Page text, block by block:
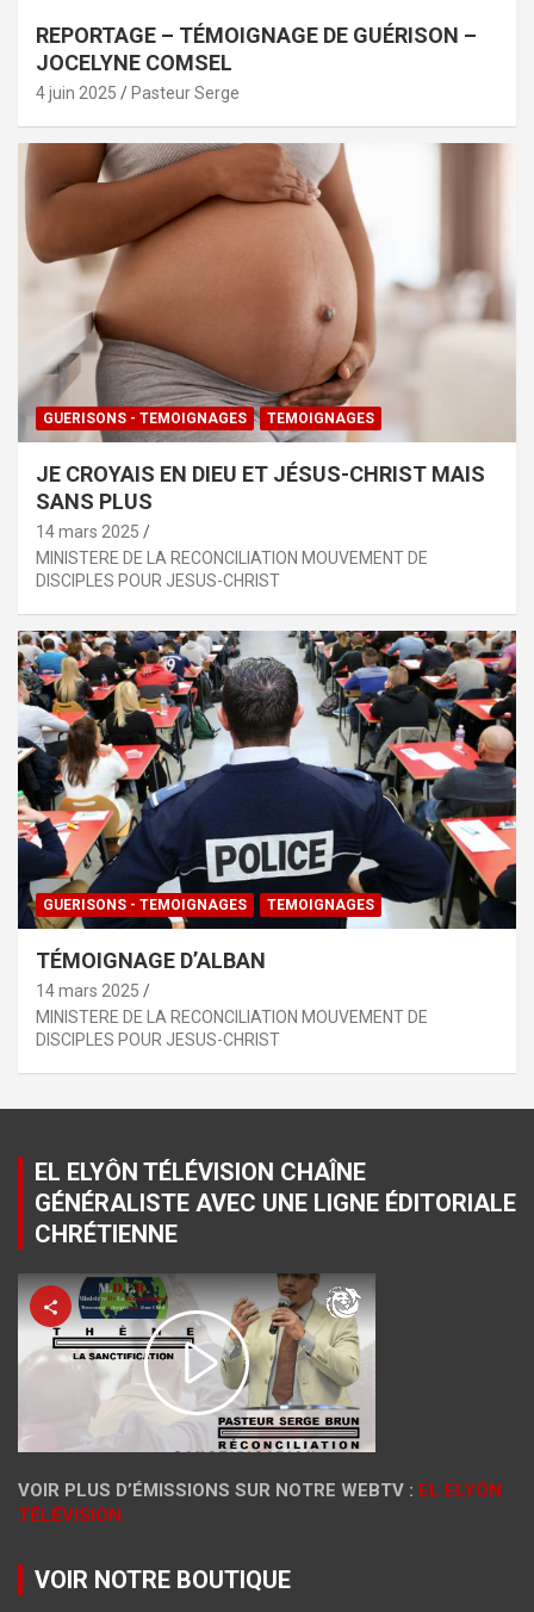
REPORTAGE – TÉMOIGNAGE DE GUÉRISON –
JOCELYNE COMSEL
4 juin 2025 Pasteur Serge
GUERISONS - TEMOIGNAGES TEMOIGNAGES
JE CROYAIS EN DIEU ET JÉSUS-CHRIST MAIS
SANS PLUS
14 mars 2025
MINISTERE DE LA RECONCILIATION MOUVEMENT DE
DISCIPLES POUR JESUS-CHRIST
GUERISONS - TEMOIGNAGES TEMOIGNAGES
TÉMOIGNAGE D’ALBAN
14 mars 2025
MINISTERE DE LA RECONCILIATION MOUVEMENT DE
DISCIPLES POUR JESUS-CHRIST
EL ELYÔN TÉLÉVISION CHAÎNE
GÉNÉRALISTE AVEC UNE LIGNE ÉDITORIALE
CHRÉTIENNE
VOIR PLUS D’ÉMISSIONS SUR NOTRE WEBTV : EL ELYÔN
TÉLÉVISION
VOIR NOTRE BOUTIQUE